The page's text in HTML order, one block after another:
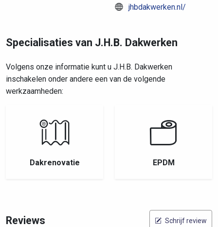
jhbdakwerken.nl/
Specialisaties van J.H.B. Dakwerken
Volgens onze informatie kunt u J.H.B. Dakwerken
inschakelen onder andere een van de volgende
werkzaamheden:
Dakrenovatie EPDM
Reviews Schrijf review